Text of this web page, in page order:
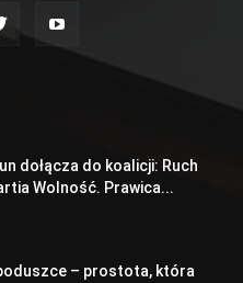
dołącza do koalicji: Ruch
Wolność. Prawica...
– prostota, która